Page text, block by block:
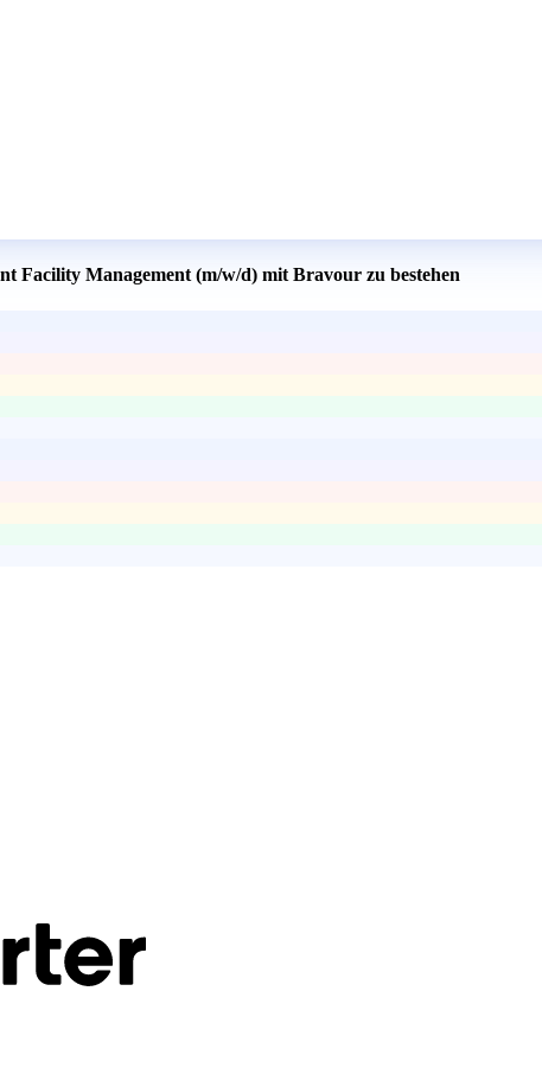
Facility Management (m/w/d) mit Bravour zu bestehen